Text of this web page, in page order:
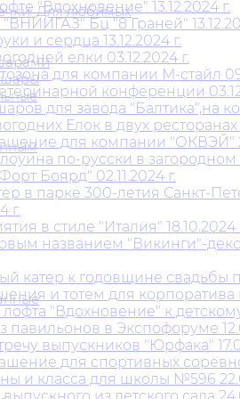
Для любимых
шары
"Вдохновение" 13.12.2024 г.
Бц "8 Граней"
и сердца 13.12.2024 г.
елки 03.12.2024 г.
для компании М-стайл
конференции
для завода "Балтика",на
Елок в двух ресторанах
для компании "ОКВЭЙ"
по-русски в загородном
Боярд" 02.11.2024 г.
в парке 300-летия Санкт-
г.
в стиле "Италия" 18.10.2024
названием "Викинги"-
катер к годовщине свадьбы
и тотем для
"Вдохновение" к
павильонов в Экспофоруме
выпускников "Юрфака"
для спортивных
и класса для школы №596